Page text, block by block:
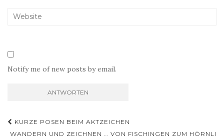
Notify me of new posts by email.
Beitragsnavigation
KURZE POSEN BEIM AKTZEICHEN
WANDERN UND ZEICHNEN … VON FISCHINGEN ZUM HÖRNLI